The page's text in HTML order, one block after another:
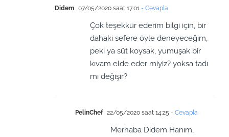
Didem 07/05/2020 saat 17:01 - Cevapla
Çok teşekkür ederim bilgi için, bir
dahaki sefere öyle deneyeceğim,
peki ya süt koysak, yumuşak bir
kıvam elde eder miyiz? yoksa tadı
mı değişir?
PelinChef 22/05/2020 saat 14:25 - Cevapla
Merhaba Didem Hanım,